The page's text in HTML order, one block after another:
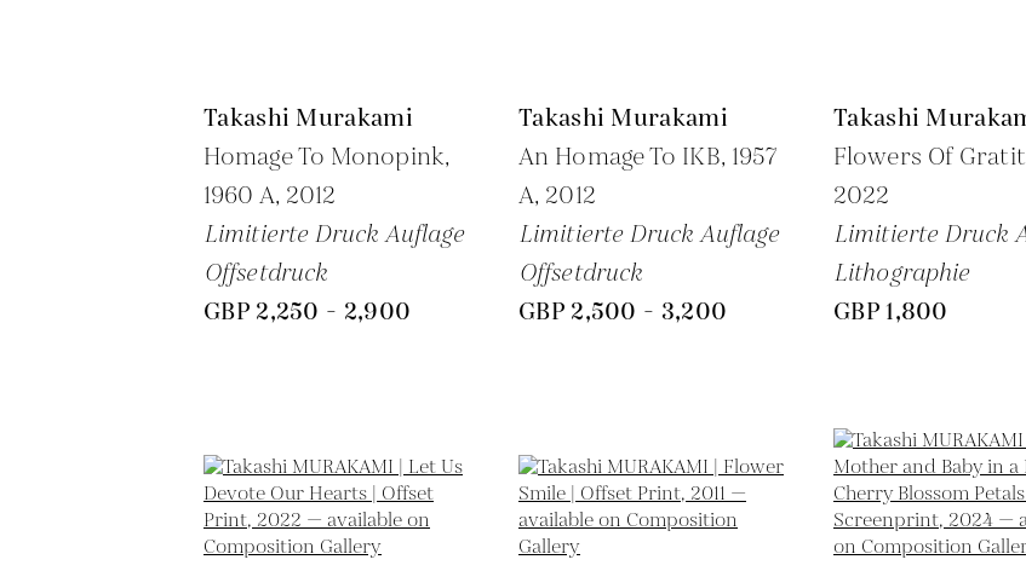
Takashi Murakami
Homage To Monopink,
1960 A, 2012
Limitierte Druck Auflage
Offsetdruck
GBP 2,250 - 2,900
Takashi Murakami
An Homage To IKB, 1957
A, 2012
Limitierte Druck Auflage
Offsetdruck
GBP 2,500 - 3,200
Takashi
Flowers Of
2022
Limitierte Druck
Lithographie
GBP 1,800